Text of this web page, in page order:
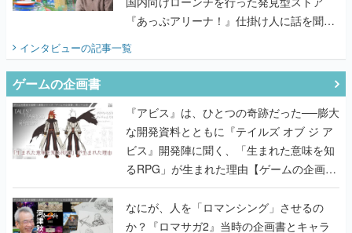
『アビス』は、ひとつの奇跡だった──膨大
な開発資料とともに『テイルズ オブ ジ ア
るRPG」が生まれた理由【ゲームの企画
書】
なにが、人を「ロマンシング」させるの
か？『ロマサガ2』当時の企画書とキャラ
設定画から迫る、河津秋敏がRPGに生み出
した「ロマン」の正体とは【ゲームの企画
書】